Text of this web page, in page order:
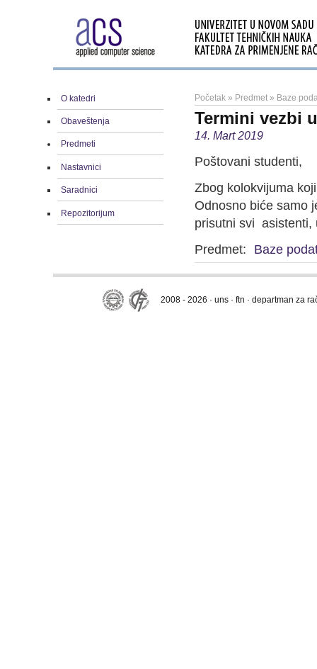
O katedri
Obaveštenja
Predmeti
Nastavnici
Saradnici
Repozitorijum
Početak » Predmet » Baze
Termini vezbi
14. Mart 2019
Poštovani studenti,
Zbog kolokvijuma
Odnosno biće samo
prisutni svi asistenti,
Predmet:
Baze
2008 - 2026 · uns · ftn · departman za